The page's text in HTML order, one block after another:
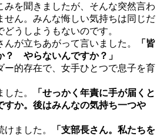
を聞きましたが、そんな突然言わ
せん。みんな悔しい気持ちは同じだ
うしようもないのです。
が立ちあがって言いました。
「皆
？ やらないんですか？」
的存在で、女手ひとつで息子を育
た。
「せっかく年責に手が届くと
すか。後はみんなの気持ち一つや
ました。
「支部長さん。私たちを